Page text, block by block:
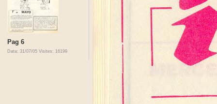
Pag 6
Data: 31/07/05 Visites: 16199